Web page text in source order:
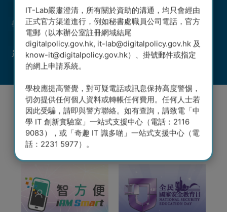
IT-Lab嚴肅澄清，所有關於資助的溝通，均只會經由
正式官方渠道進行，例如秘書處職員公司電話，官方
電郵（以本辦公室註冊網域結尾
digitalpolicy.gov.hk, it-lab@digitalpolicy.gov.hk 及
know-it@digitalpolicy.gov.hk）、掛號郵件或指定
的網上申請系統。
學校應提高警覺，對可疑電話或訊息保持高度警惕，
切勿提供任何個人資料或轉帳任何費用。任何人士若
因此受騙，請即與警方聯絡。如有查詢，請致電「中
學 IT 創新實驗室」一站式支援中心（電話：2116
9083），或「奇趣 IT 識多啲」一站式支援中心（電
話：2231 5977）。
學生科技園地
最新消息